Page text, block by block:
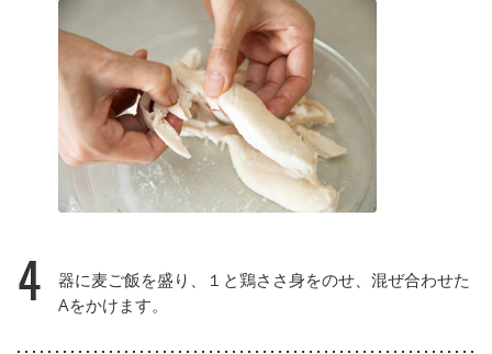
4
器に麦ご飯を盛り、１と鶏ささ身をのせ、混ぜ合わせた
Aをかけます。